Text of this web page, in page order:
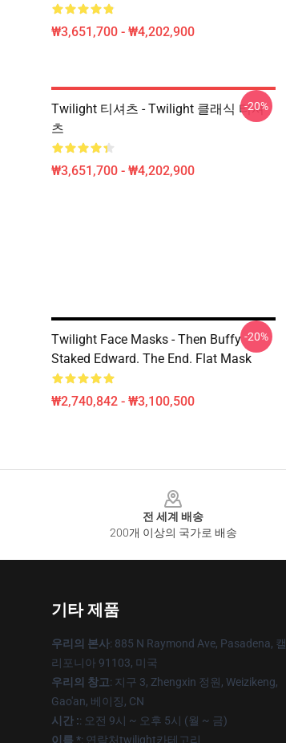
₩3,651,700 - ₩4,202,900
Twilight 티셔츠 - Twilight 클래식 티셔
츠
₩3,651,700 - ₩4,202,900
-20%
Twilight Face Masks - Then Buffy
Staked Edward. The End. Flat Mask
₩2,740,842 - ₩3,100,500
-20%
전 세계 배송
200개 이상의 국가로 배송
기타 제품
우리의 본사: 885 N Raymond Ave, Pasadena, 캘
리포니아 91103, 미국
우리의 창고: 지구 3, Zhengxin 정원, Weizikeng,
Gao'an, 베이징, CN
시간 :: 오전 9시 ~ 오후 5시 (월 ~ 금)
이름 *: 연락처twilight카테고리